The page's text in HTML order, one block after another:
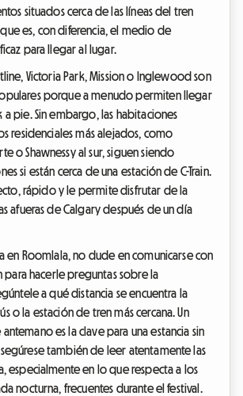
situados cerca de las líneas del tren
que es, con diferencia, el medio de
para llegar al lugar.
Victoria Park, Mission o Inglewood son
porque a menudo permiten llegar
a pie. Sin embargo, las habitaciones
residenciales más alejados, como
o Shawnessy al sur, siguen siendo
si están cerca de una estación de C-Train.
rápido y le permite disfrutar de la
afueras de Calgary después de un día
en Roomlala, no dude en comunicarse con
para hacerle preguntas sobre la
a qué distancia se encuentra la
o la estación de tren más cercana. Un
es la clave para una estancia sin
también de leer atentamente las
especialmente en lo que respecta a los
nocturna, frecuentes durante el festival.